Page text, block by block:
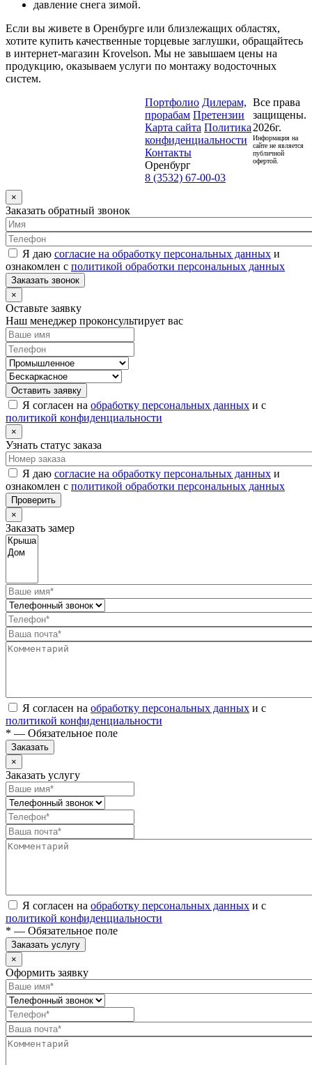
давление снега зимой.
Если вы живете в Оренбурге или близлежащих областях,
хотите купить качественные торцевые заглушки, обращайтесь
в интернет-магазин Krovelson. Мы не завышаем цены на
продукцию, оказываем услуги по монтажу водосточных
систем.
Портфолио Дилерам,
прорабам Претензии
Карта сайта Политика
конфиденциальности
Контакты
Оренбург
8 (3532) 67-00-03
Все права
защищены.
2026г.
Информация на
сайте не является
публичной
офертой.
×
Заказать обратный звонок
Я даю согласие на обработку персональных данных и
ознакомлен с политикой обработки персональных данных
Заказать звонок
×
Оставьте заявку
Наш менеджер проконсультирует вас
Оставить заявку
Я согласен на обработку персональных данных и с
политикой конфиденциальности
×
Узнать статус заказа
Я даю согласие на обработку персональных данных и
ознакомлен с политикой обработки персональных данных
Проверить
×
Заказать замер
Я согласен на обработку персональных данных и с
политикой конфиденциальности
* — Обязательное поле
Заказать
×
Заказать услугу
Я согласен на обработку персональных данных и с
политикой конфиденциальности
* — Обязательное поле
Заказать услугу
×
Оформить заявку